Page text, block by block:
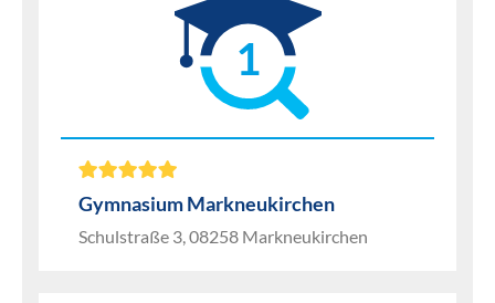
1
Gymnasium Markneukirchen
Schulstraße 3, 08258 Markneukirchen